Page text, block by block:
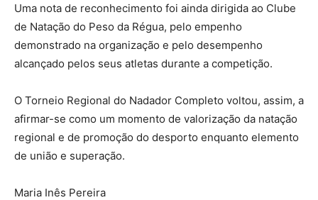
Uma nota de reconhecimento foi ainda dirigida ao Clube
de Natação do Peso da Régua, pelo empenho
demonstrado na organização e pelo desempenho
alcançado pelos seus atletas durante a competição.
O Torneio Regional do Nadador Completo voltou, assim, a
afirmar-se como um momento de valorização da natação
regional e de promoção do desporto enquanto elemento
de união e superação.
Maria Inês Pereira